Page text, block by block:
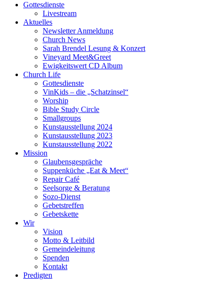
Gottesdienste
Livestream
Aktuelles
Newsletter Anmeldung
Church News
Sarah Brendel Lesung & Konzert
Vineyard Meet&Greet
Ewigkeitswert CD Album
Church Life
Gottesdienste
VinKids – die „Schatzinsel“
Worship
Bible Study Circle
Smallgroups
Kunstausstellung 2024
Kunstausstellung 2023
Kunstausstellung 2022
Mission
Glaubensgespräche
Suppenküche „Eat & Meet“
Repair Café
Seelsorge & Beratung
Sozo-Dienst
Gebetstreffen
Gebetskette
Wir
Vision
Motto & Leitbild
Gemeindeleitung
Spenden
Kontakt
Predigten